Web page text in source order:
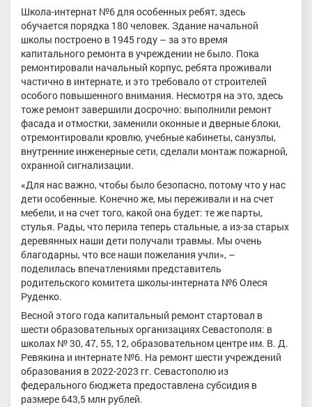
Школа-интернат №6 для особенных ребят, здесь
обучается порядка 180 человек. Здание начальной
школы построено в 1945 году – за это время
капитального ремонта в учреждении не было. Пока
ремонтировали начальный корпус, ребята проживали
частично в интернате, и это требовало от строителей
особого повышенного внимания. Несмотря на это, здесь
тоже ремонт завершили досрочно: выполнили ремонт
фасада и отмостки, заменили оконные и дверные блоки,
отремонтировали кровлю, учебные кабинеты, санузлы,
внутренние инженерные сети, сделали монтаж пожарной,
охранной сигнализации.
«Для нас важно, чтобы было безопасно, потому что у нас
дети особенные. Конечно же, мы переживали и на счет
мебели, и на счет того, какой она будет: те же парты,
стулья. Рады, что перила теперь стальные, а из-за старых
деревянных наши дети получали травмы. Мы очень
благодарны, что все наши пожелания учли», –
поделилась впечатлениями представитель
родительского комитета школы-интерната №6 Олеся
Руденко.
Весной этого года капитальный ремонт стартовал в
шести образовательных организациях Севастополя: в
школах № 30, 47, 55, 12, образовательном центре им. В. Д.
Ревякина и интернате №6. На ремонт шести учреждений
образования в 2022-2023 гг. Севастополю из
федерального бюджета предоставлена субсидия в
размере 643,5 млн рублей.